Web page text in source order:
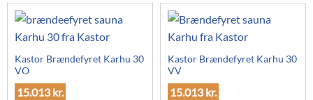
Kastor Brændefyret Karhu 30
VO
15.013kr.
Kastor Brændefyret Karhu 30
VV
15.013kr.